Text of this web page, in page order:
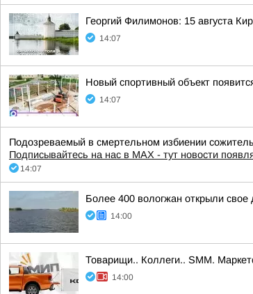
Георгий Филимонов: 15 августа
14:07
Новый спортивный объект
14:07
Подозреваемый в смертельном избиении
Подписывайтесь на нас в MAX - тут новости
14:07
Более 400 вологжан открыли свое
14:00
Товарищи.. Коллеги.. SMM.
14:00